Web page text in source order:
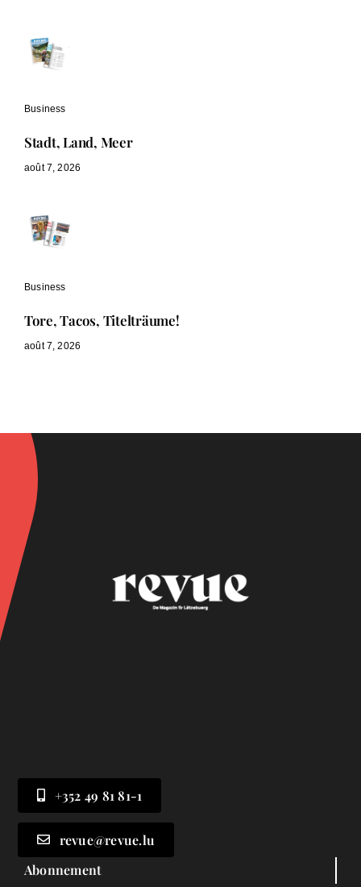
Business
Stadt, Land, Meer
août 7, 2026
Business
Tore, Tacos, Titelträume!
août 7, 2026
+352 49 81 81-1
revue@revue.lu
Abonnement